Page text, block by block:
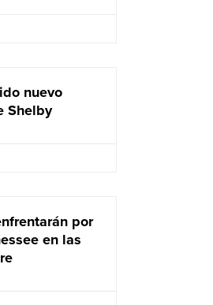
nuevo
Shelby
por
en las